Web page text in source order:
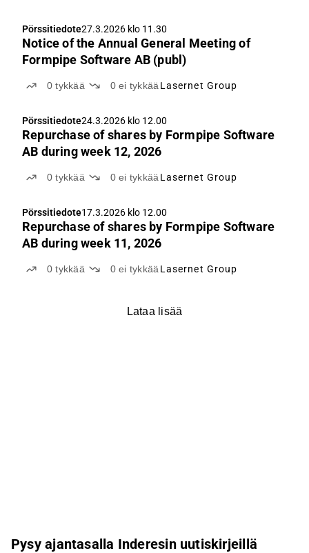
Pörssitiedote27.3.2026 klo 11.30
Notice of the Annual General Meeting of
Formpipe Software AB (publ)
0tykkää 0ei tykkää Lasernet Group
Pörssitiedote24.3.2026 klo 12.00
Repurchase of shares by Formpipe Software
AB during week 12, 2026
0tykkää 0ei tykkää Lasernet Group
Pörssitiedote17.3.2026 klo 12.00
Repurchase of shares by Formpipe Software
AB during week 11, 2026
0tykkää 0ei tykkää Lasernet Group
Lataa lisää
Pysy ajantasalla Inderesin uutiskirjeillä